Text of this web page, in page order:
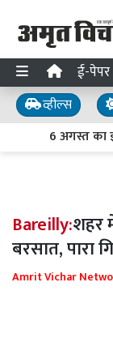
ई-पेपर
व्हील्स
6 अगस्त का
Bareilly:शहर
बरसात, पारा
Amrit Vichar